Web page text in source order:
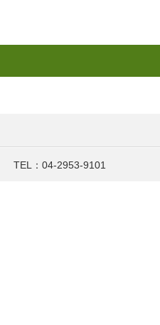
TEL：04-2953-9101